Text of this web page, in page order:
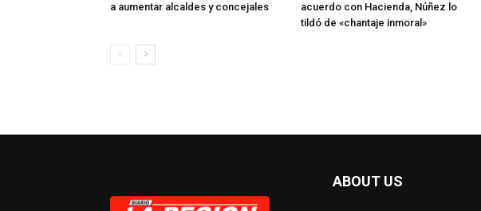
a aumentar alcaldes y concejales
acuerdo con Hacienda, Núñez lo
tildó de «chantaje inmoral»
ABOUT US